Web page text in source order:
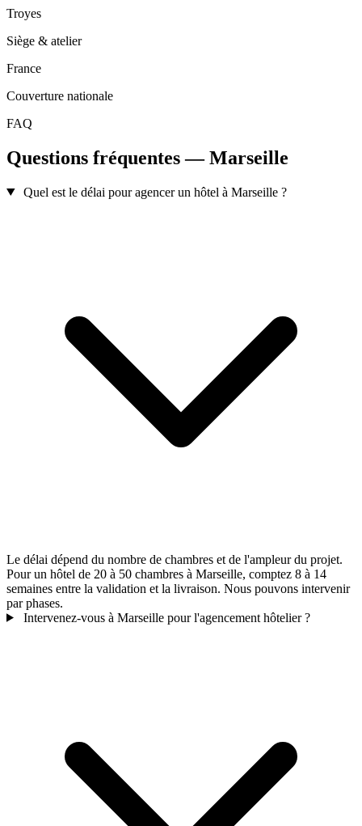
Troyes
Siège & atelier
France
Couverture nationale
FAQ
Questions fréquentes — Marseille
Quel est le délai pour agencer un hôtel à Marseille ?
Le délai dépend du nombre de chambres et de l'ampleur du projet.
Pour un hôtel de 20 à 50 chambres à Marseille, comptez 8 à 14
semaines entre la validation et la livraison. Nous pouvons intervenir
par phases.
Intervenez-vous à Marseille pour l'agencement hôtelier ?